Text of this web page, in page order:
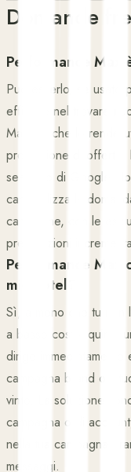
Domande
Performance Max
Può esserlo, se usato
efficace nel trovare
Maps, il che lo rende
promozione di offerte.
search o di Google
cannibalizza la
campagne, con le
prenotazioni
Performance Max
mio hotel?
Sì, a meno che tu non
a basso costo, quindi
dirige
campagna brand o il
vinto. La soluzione
campagna o di
nella tua campagna
messaggi.